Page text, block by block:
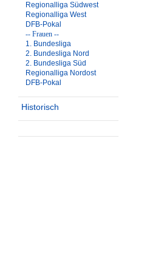
Regionalliga Südwest
Regionalliga West
DFB-Pokal
-- Frauen --
1. Bundesliga
2. Bundesliga Nord
2. Bundesliga Süd
Regionalliga Nordost
DFB-Pokal
Historisch